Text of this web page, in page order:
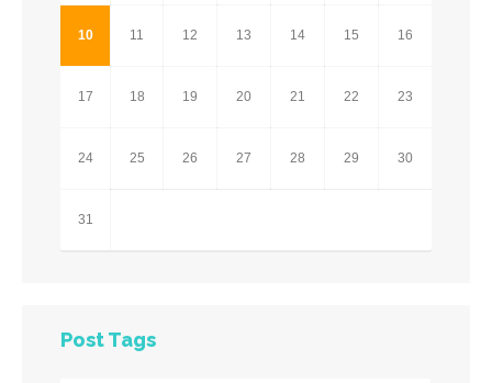
10 11 12 13 14 15 16
17 18 19 20 21 22 23
24 25 26 27 28 29 30
31
Post Tags